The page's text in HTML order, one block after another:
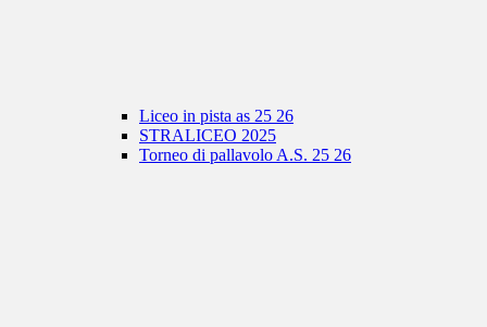
Liceo in pista as 25 26
STRALICEO 2025
Torneo di pallavolo A.S. 25 26